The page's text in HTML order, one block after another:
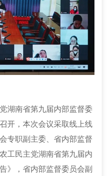
湖南省第九届内部监督委
开，本次会议采取线上线
专职副主委、省内部监督
工民主党湖南省第九届内
》，省内部监督委员会副